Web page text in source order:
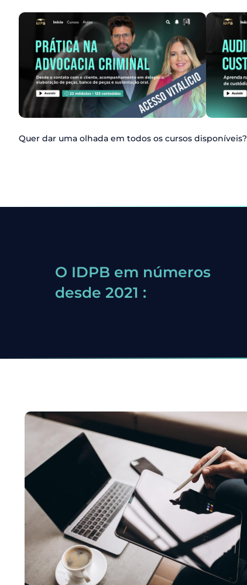
Quer dar uma olhada em todos os cursos disponíveis?
O IDPB em números
desde 2021 :